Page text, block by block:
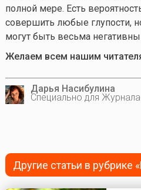
полной мере. Есть
совершить любые глупости,
могут быть весьма
Желаем всем нашим
Дарья Насибулина
Специально для Журнала
Другие статьи в рубрике